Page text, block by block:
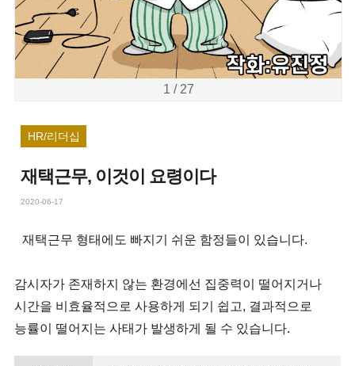
1 / 27
HR/리더십
재택근무, 이것이 요령이다
2020-06-17
재택근무 형태에도 빠지기 쉬운 함정들이 있습니다.
감시자가 존재하지 않는 환경에선 집중력이 떨어지거나
시간을 비효율적으로 사용하게 되기 쉽고, 결과적으로
능률이 떨어지는 사태가 발생하게 될 수 있습니다.